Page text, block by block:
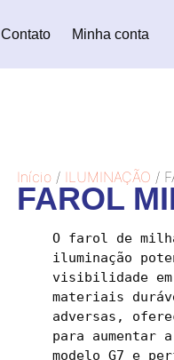
Contato Minha conta
Início / ILUMINAÇÃO /
FAROL
O farol de
iluminação
visibilidade em
materiais
adversas,
para aumentar
modelo G7 e